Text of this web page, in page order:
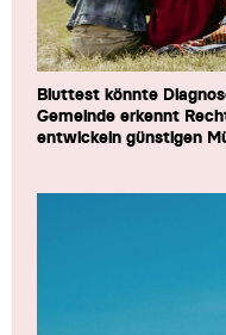
Bluttest könnte
Gemeinde erkennt
entwickeln günstigen